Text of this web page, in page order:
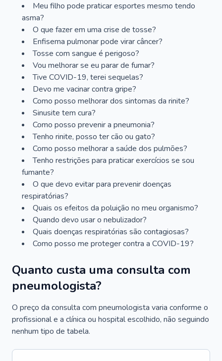
Meu filho pode praticar esportes mesmo tendo
asma?
O que fazer em uma crise de tosse?
Enfisema pulmonar pode virar câncer?
Tosse com sangue é perigoso?
Vou melhorar se eu parar de fumar?
Tive COVID-19, terei sequelas?
Devo me vacinar contra gripe?
Como posso melhorar dos sintomas da rinite?
Sinusite tem cura?
Como posso prevenir a pneumonia?
Tenho rinite, posso ter cão ou gato?
Como posso melhorar a saúde dos pulmões?
Tenho restrições para praticar exercícios se sou
fumante?
O que devo evitar para prevenir doenças
respiratórias?
Quais os efeitos da poluição no meu organismo?
Quando devo usar o nebulizador?
Quais doenças respiratórias são contagiosas?
Como posso me proteger contra a COVID-19?
Quanto custa uma consulta com
pneumologista?
O preço da consulta com pneumologista varia conforme o
profissional e a clínica ou hospital escolhido, não seguindo
nenhum tipo de tabela.